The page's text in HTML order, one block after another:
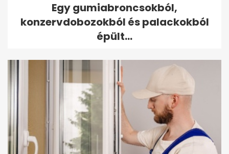
Egy gumiabroncsokból,
konzervdobozokból és palackokból
épült...